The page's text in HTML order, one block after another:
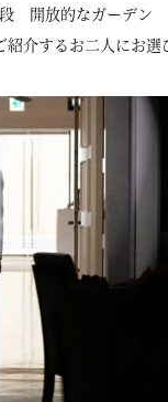
開放的なガーデン
介するお二人にお